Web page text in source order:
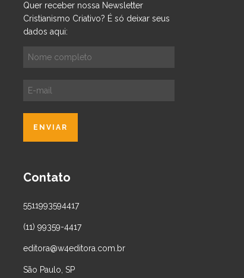
Quer receber nossa Newsletter
Cristianismo Criativo? É só deixar seus
dados aqui:
Contato
5511993594417
(11) 99359-4417
editora@w4editora.com.br
São Paulo, SP